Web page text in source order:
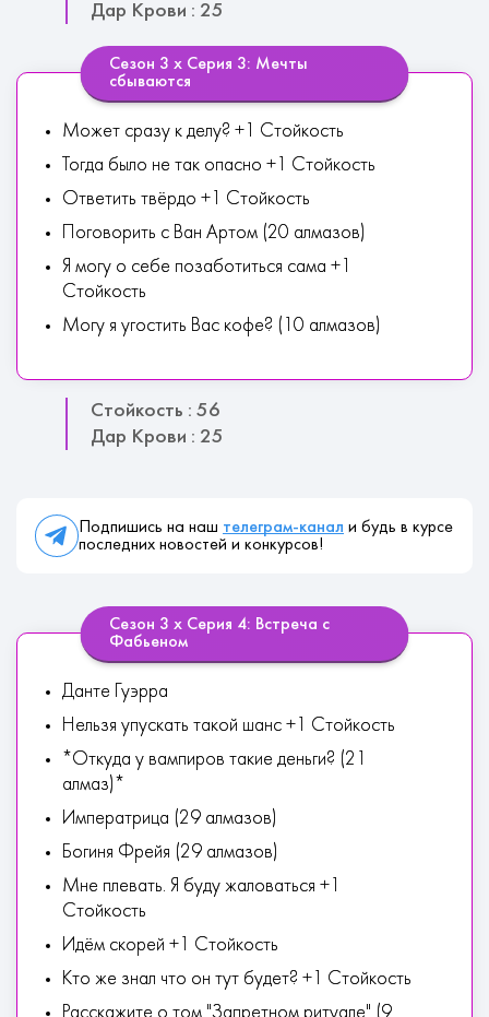
Дар Крови : 25
Сезон 3 х Серия 3: Мечты
сбываются
Может сразу к делу? +1 Стойкость
Тогда было не так опасно +1 Стойкость
Ответить твёрдо +1 Стойкость
Поговорить с Ван Артом (20 алмазов)
Я могу о себе позаботиться сама +1
Стойкость
Могу я угостить Вас кофе? (10 алмазов)
Стойкость : 56
Дар Крови : 25
Подпишись на наш телеграм-канал и будь в курсе
последних новостей и конкурсов!
Сезон 3 х Серия 4: Встреча с
Фабьеном
Данте Гуэрра
Нельзя упускать такой шанс +1 Стойкость
*Откуда у вампиров такие деньги? (21
алмаз)*
Императрица (29 алмазов)
Богиня Фрейя (29 алмазов)
Мне плевать. Я буду жаловаться +1
Стойкость
Идём скорей +1 Стойкость
Кто же знал что он тут будет? +1 Стойкость
Расскажите о том "Запретном ритуале" (9